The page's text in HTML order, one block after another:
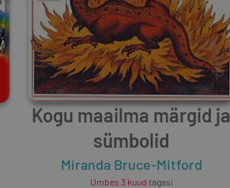
Kogu maailma märgid ja
sümbolid
Miranda Bruce-Mitford
Umbes 3 kuud tagasi